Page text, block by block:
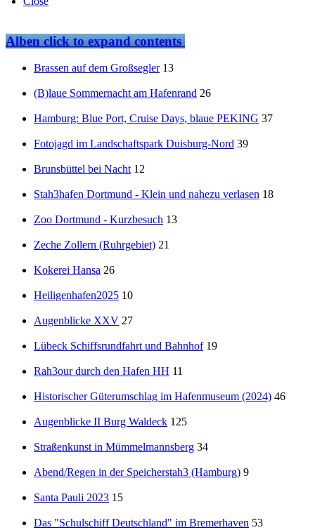
Albenclick to expand contents
Brassen auf dem Großsegler 13
(B)laue Sommernacht am Hafenrand 26
Hamburg: Blue Port, Cruise Days, blaue PEKING 37
Fotojagd im Landschaftspark Duisburg-Nord 39
Brunsbüttel bei Nacht 12
Stah3hafen Dortmund - Klein und nahezu verlasen 18
Zoo Dortmund - Kurzbesuch 13
Zeche Zollern (Ruhrgebiet) 21
Kokerei Hansa 26
Heiligenhafen2025 10
Augenblicke XXV 27
Lübeck Schiffsrundfahrt und Bahnhof 19
Rah3our durch den Hafen HH 11
Historischer Güterumschlag im Hafenmuseum (2024) 46
Augenblicke II Burg Waldeck 125
Straßenkunst in Mümmelmannsberg 34
Abend/Regen in der Speicherstah3 (Hamburg) 9
Santa Pauli 2023 15
Das "Schulschiff Deutschland" im Bremerhaven 53